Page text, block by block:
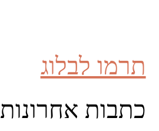
תרמו לבלוג
כתבות אחרונות